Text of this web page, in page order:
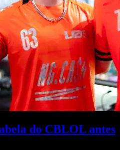
do CBLOL antes